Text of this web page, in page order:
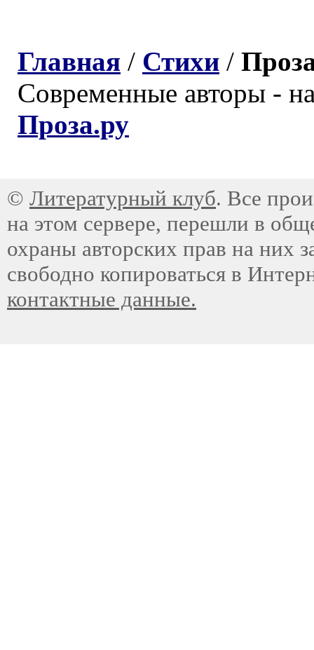
Главная / Стихи /
Современные авторы -
Проза.ру
© Литературный клуб. Все
на этом сервере, перешли в
охраны авторских прав на них
свободно копироваться в
контактные данные.